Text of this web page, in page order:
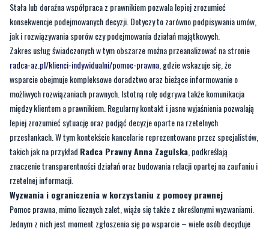
Stała lub doraźna współpraca z prawnikiem pozwala lepiej zrozumieć
konsekwencje podejmowanych decyzji. Dotyczy to zarówno podpisywania umów,
jak i rozwiązywania sporów czy podejmowania działań majątkowych.
Zakres usług świadczonych w tym obszarze można przeanalizować na stronie
radca-az.pl/klienci-indywidualni/pomoc-prawna, gdzie wskazuje się, że
wsparcie obejmuje kompleksowe doradztwo oraz bieżące informowanie o
możliwych rozwiązaniach prawnych. Istotną rolę odgrywa także komunikacja
między klientem a prawnikiem. Regularny kontakt i jasne wyjaśnienia pozwalają
lepiej zrozumieć sytuację oraz podjąć decyzje oparte na rzetelnych
przesłankach. W tym kontekście kancelarie reprezentowane przez specjalistów,
takich jak na przykład Radca Prawny Anna Zagulska, podkreślają
znaczenie transparentności działań oraz budowania relacji opartej na zaufaniu i
rzetelnej informacji.
Wyzwania i ograniczenia w korzystaniu z pomocy prawnej
Pomoc prawna, mimo licznych zalet, wiąże się także z określonymi wyzwaniami.
Jednym z nich jest moment zgłoszenia się po wsparcie – wiele osób decyduje